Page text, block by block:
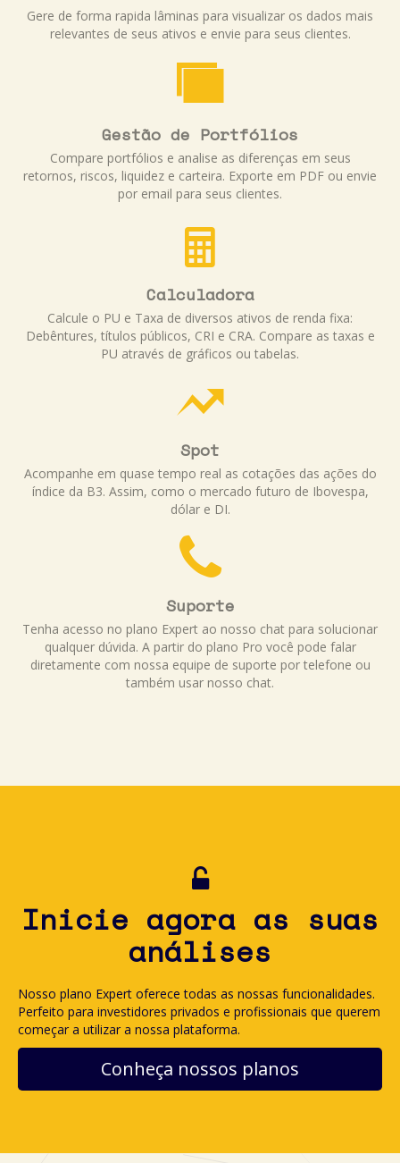
Gere de forma rapida lâminas para visualizar os dados mais
relevantes de seus ativos e envie para seus clientes.
Gestão de Portfólios
Compare portfólios e analise as diferenças em seus
retornos, riscos, liquidez e carteira. Exporte em PDF ou envie
por email para seus clientes.
Calculadora
Calcule o PU e Taxa de diversos ativos de renda fixa:
Debêntures, títulos públicos, CRI e CRA. Compare as taxas e
PU através de gráficos ou tabelas.
Spot
Acompanhe em quase tempo real as cotações das ações do
índice da B3. Assim, como o mercado futuro de Ibovespa,
dólar e DI.
Suporte
Tenha acesso no plano Expert ao nosso chat para solucionar
qualquer dúvida. A partir do plano Pro você pode falar
diretamente com nossa equipe de suporte por telefone ou
também usar nosso chat.
Inicie agora as suas
análises
Nosso plano Expert oferece todas as nossas funcionalidades.
Perfeito para investidores privados e profissionais que querem
começar a utilizar a nossa plataforma.
Conheça nossos planos